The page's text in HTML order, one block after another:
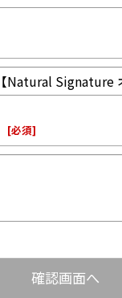
[必須]
確認画面へ